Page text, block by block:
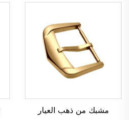
مشبك من ذهب العيار